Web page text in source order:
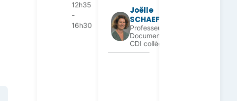
12h35
-
16h30
Joëlle
SCHAEFFER
Professeur
Documentaliste
CDI collège